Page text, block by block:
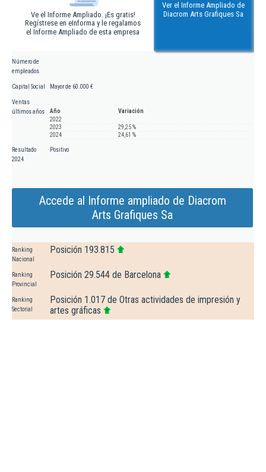
Ve el Informe Ampliado. ¡Es gratis!
Regístrese en eInforma y le regalamos
el Informe Ampliado de esta empresa
Ver el Informe Ampliado de
Diacrom Arts Grafiques Sa
Número de
empleados
Capital Social Mayor de 60.000 €
Ventas
últimos años
Año
Variación
2022
2023
29,25 %
2024
24,61 %
Resultado
2024
Positivo
Accede al Informe ampliado de Diacrom
Arts Grafiques Sa
Ranking
Nacional
Posición 193.815
Ranking
Provincial
Posición 29.544 de Barcelona
Ranking
Sectorial
Posición 1.017 de Otras actividades de impresión y
artes gráficas